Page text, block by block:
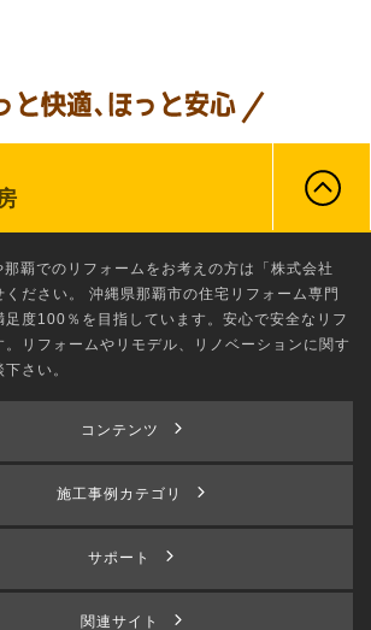
那覇でのリフォームをお考えの方は「株式会社
ださい。 沖縄県那覇市の住宅リフォーム専門
足度100％を目指しています。安心で安全なリフ
。リフォームやリモデル、リノベーションに関す
さい。
コンテンツ
施工事例カテゴリ
サポート
関連サイト